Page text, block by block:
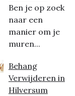
Ben je op zoek
naar een
manier om je
muren...
Behang
Verwijderen in
Hilversum